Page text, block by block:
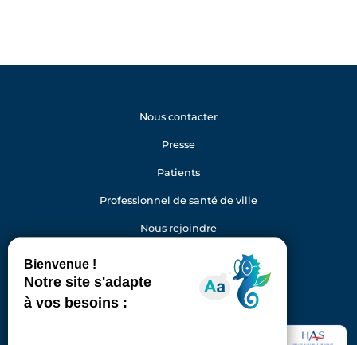
Nous contacter
Presse
Patients
Professionnel de santé de ville
Nous rejoindre
LinkedInInstagram